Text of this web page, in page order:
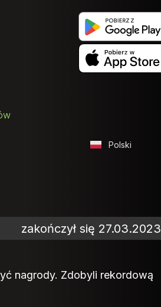
Polski
zakończył się 27.03.2023
nagrody. Zdobyli rekordową